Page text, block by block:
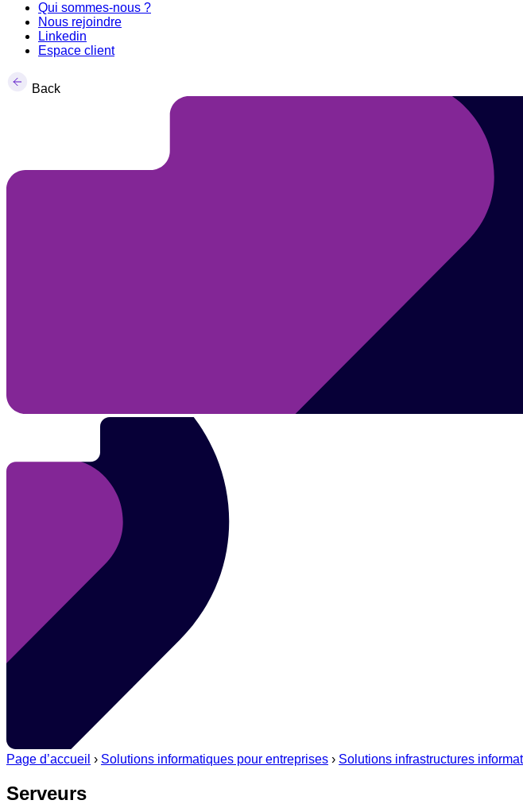
Qui sommes-nous ?
Nous rejoindre
Linkedin
Espace client
Back
Page d’accueil › Solutions informatiques pour entreprises › Solutions infrastructures
Serveurs